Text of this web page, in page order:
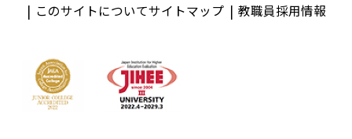
このサイトについてサイトマップ 教職員採用情報